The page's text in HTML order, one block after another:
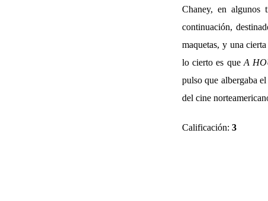
Chaney, en algunos
continuación,
maquetas, y una
lo cierto es que A
pulso que albergaba
del cine
Calificación: 3